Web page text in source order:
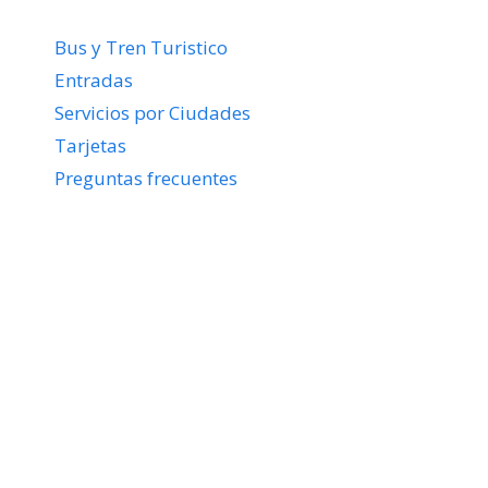
Bus y Tren Turistico
Entradas
Servicios por Ciudades
Tarjetas
Preguntas frecuentes